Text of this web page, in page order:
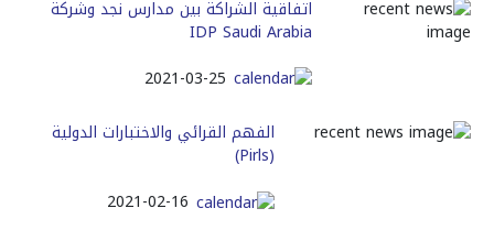
اتفاقية الشراكة بين مدارس نجد وشركة
IDP Saudi Arabia
2021-03-25
الفهم القرائي والاختبارات الدولية
(Pirls)
2021-02-16